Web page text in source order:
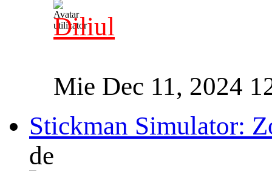
Diliul
Mie Dec 11, 2024
Stickman Simulator:
de